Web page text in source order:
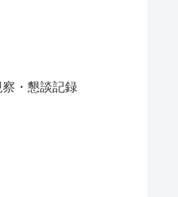
・懇談記録